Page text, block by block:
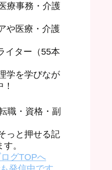
療事務・介護
や医療・介護
イター（55本
学を学びなが
職・資格・副
っと押せる記
。
グTOPへ